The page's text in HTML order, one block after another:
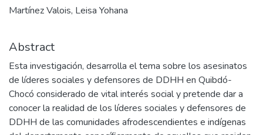
Martínez Valois, Leisa Yohana
Abstract
Esta investigación, desarrolla el tema sobre los asesinatos
de líderes sociales y defensores de DDHH en Quibdó-
Chocó considerado de vital interés social y pretende dar a
conocer la realidad de los líderes sociales y defensores de
DDHH de las comunidades afrodescendientes e indígenas